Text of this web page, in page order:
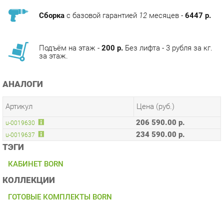
АНАЛОГИ
Артикул
u-0019630 206 590.00 р.
u-0019637 234 590.00 р.
ТЭГИ
КАБИНЕТ BORN
КОЛЛЕКЦИИ
ГОТОВЫЕ КОМПЛЕКТЫ BORN
ОПИСАНИЕ